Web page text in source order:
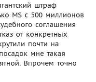
штраф
MS с 500 миллионов
соглашения
от конкретных
почти на
мне такая
Впрочем точно